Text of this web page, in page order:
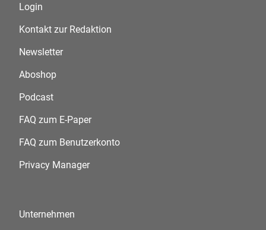
Login
Kontakt zur Redaktion
Newsletter
Aboshop
Podcast
FAQ zum E-Paper
FAQ zum Benutzerkonto
Privacy Manager
Unternehmen